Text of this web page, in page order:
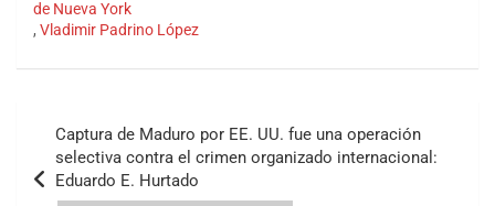
de Nueva York
, Vladimir Padrino López
entradas
Captura de Maduro por EE. UU. fue una operación
selectiva contra el crimen organizado internacional:
Eduardo E. Hurtado